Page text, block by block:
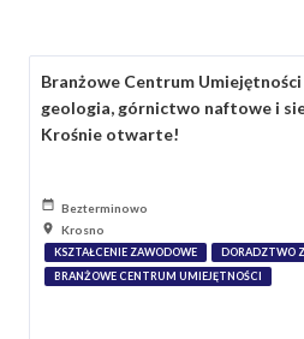
Branżowe Centrum
geologia, górnictwo naftowe i
Krośnie otwarte!
Bezterminowo
Krosno
KSZTAŁCENIE ZAWODOWE
DORADZTWO
BRANŻOWE CENTRUM UMIEJĘTNOŚCI